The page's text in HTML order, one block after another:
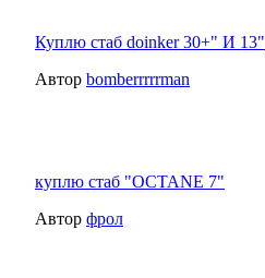
Куплю стаб doinker 30+" И 13"
Автор bomberrrrrman
куплю стаб "OCTANE 7"
Автор фрол